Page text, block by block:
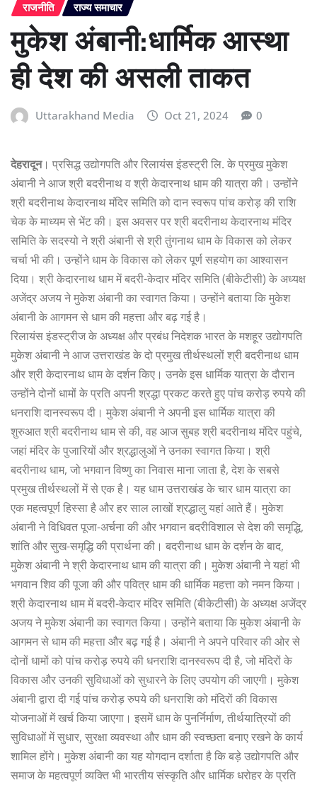
राजनीति राज्य समाचार
मुकेश अंबानी:धार्मिक आस्था
ही देश की असली ताकत
Uttarakhand Media Oct 21, 2024 0
देहरादून। प्रसिद्ध उद्योगपति और रिलायंस इंडस्ट्री लि. के प्रमुख मुकेश
अंबानी ने आज श्री बदरीनाथ व श्री केदारनाथ धाम की यात्रा की। उन्होंने
श्री बदरीनाथ केदारनाथ मंदिर समिति को दान स्वरूप पांच करोड़ की राशि
चेक के माध्यम से भेंट की। इस अवसर पर श्री बदरीनाथ केदारनाथ मंदिर
समिति के सदस्यो ने श्री अंबानी से श्री तुंगनाथ धाम के विकास को लेकर
चर्चा भी की। उन्होंने धाम के विकास को लेकर पूर्ण सहयोग का आश्वासन
दिया। श्री केदारनाथ धाम में बदरी-केदार मंदिर समिति (बीकेटीसी) के अध्यक्ष
अजेंद्र अजय ने मुकेश अंबानी का स्वागत किया। उन्होंने बताया कि मुकेश
अंबानी के आगमन से धाम की महत्ता और बढ़ गई है।
रिलायंस इंडस्ट्रीज के अध्यक्ष और प्रबंध निदेशक भारत के मशहूर उद्योगपति
मुकेश अंबानी ने आज उत्तराखंड के दो प्रमुख तीर्थस्थलों श्री बदरीनाथ धाम
और श्री केदारनाथ धाम के दर्शन किए। उनके इस धार्मिक यात्रा के दौरान
उन्होंने दोनों धामों के प्रति अपनी श्रद्धा प्रकट करते हुए पांच करोड़ रुपये की
धनराशि दानस्वरूप दी। मुकेश अंबानी ने अपनी इस धार्मिक यात्रा की
शुरुआत श्री बदरीनाथ धाम से की, वह आज सुबह श्री बदरीनाथ मंदिर पहुंचे,
जहां मंदिर के पुजारियों और श्रद्धालुओं ने उनका स्वागत किया। श्री
बदरीनाथ धाम, जो भगवान विष्णु का निवास माना जाता है, देश के सबसे
प्रमुख तीर्थस्थलों में से एक है। यह धाम उत्तराखंड के चार धाम यात्रा का
एक महत्वपूर्ण हिस्सा है और हर साल लाखों श्रद्धालु यहां आते हैं। मुकेश
अंबानी ने विधिवत पूजा-अर्चना की और भगवान बदरीविशाल से देश की समृद्धि,
शांति और सुख-समृद्धि की प्रार्थना की। बदरीनाथ धाम के दर्शन के बाद,
मुकेश अंबानी ने श्री केदारनाथ धाम की यात्रा की। मुकेश अंबानी ने यहां भी
भगवान शिव की पूजा की और पवित्र धाम की धार्मिक महत्ता को नमन किया।
श्री केदारनाथ धाम में बदरी-केदार मंदिर समिति (बीकेटीसी) के अध्यक्ष अजेंद्र
अजय ने मुकेश अंबानी का स्वागत किया। उन्होंने बताया कि मुकेश अंबानी के
आगमन से धाम की महत्ता और बढ़ गई है। अंबानी ने अपने परिवार की ओर से
दोनों धामों को पांच करोड़ रुपये की धनराशि दानस्वरूप दी है, जो मंदिरों के
विकास और उनकी सुविधाओं को सुधारने के लिए उपयोग की जाएगी। मुकेश
अंबानी द्वारा दी गई पांच करोड़ रुपये की धनराशि को मंदिरों की विकास
योजनाओं में खर्च किया जाएगा। इसमें धाम के पुनर्निर्माण, तीर्थयात्रियों की
सुविधाओं में सुधार, सुरक्षा व्यवस्था और धाम की स्वच्छता बनाए रखने के कार्य
शामिल होंगे। मुकेश अंबानी का यह योगदान दर्शाता है कि बड़े उद्योगपति और
समाज के महत्वपूर्ण व्यक्ति भी भारतीय संस्कृति और धार्मिक धरोहर के प्रति